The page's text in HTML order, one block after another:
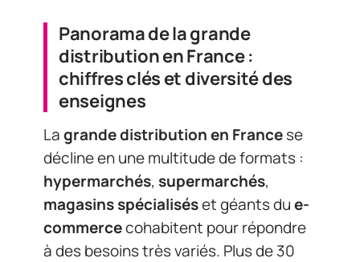
Panorama de la grande
distribution en France :
chiffres clés et diversité des
enseignes
Lagrande distribution en Francese
décline en une multitude de formats :
hypermarchés, supermarchés,
magasins spécialiséset géants due-
commercecohabitent pour répondre
à des besoins très variés. Plus de 30